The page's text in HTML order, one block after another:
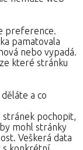
preference.
pamatovala
nebo vypadá.
které stránku
a co
stránek pochopit,
mohl stránky
Veškerá data